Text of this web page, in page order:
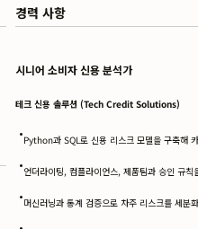
경력 사항
시니어 소비자 신용 분석가
테크 신용 솔루션 (Tech Credit Solutions)
•Python과 SQL로 신용 리스크 모델을 구축해
•언더라이팅, 컴플라이언스, 제품팀과 승인 규
•머신러닝과 통계 검증으로 차주 리스크를 세분